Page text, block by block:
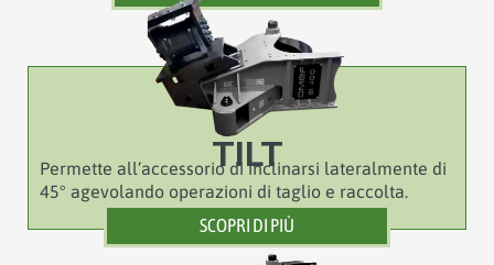
TILT
Permette all’accessorio di inclinarsi lateralmente di
45° agevolando operazioni di taglio e raccolta.
SCOPRI DI PIÙ